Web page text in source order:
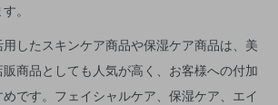
。
したスキンケア商品や保湿ケア商品は、美
商品としても人気が高く、お客様への付加
です。フェイシャルケア、保湿ケア、エイ